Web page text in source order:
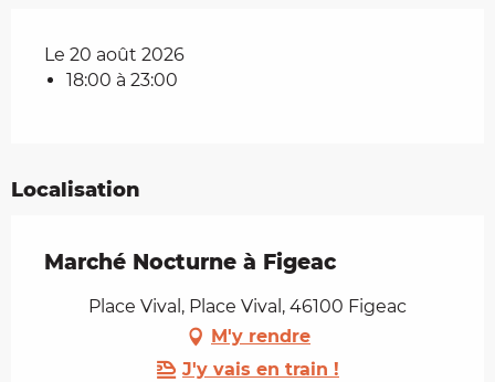
Le 20 août 2026
18:00 à 23:00
Localisation
Marché Nocturne à Figeac
Place Vival, Place Vival, 46100 Figeac
M'y rendre
J'y vais en train !